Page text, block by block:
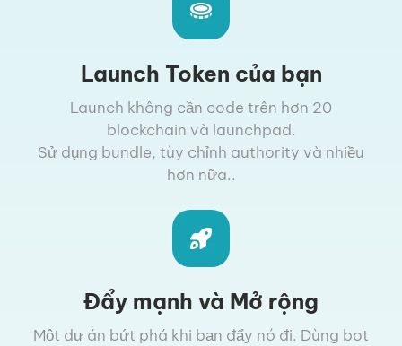
Launch Token của bạn
Launch không cần code trên hơn 20
blockchain và launchpad.
Sử dụng bundle, tùy chỉnh authority và nhiều
hơn nữa..
Đẩy mạnh và Mở rộng
Một dự án bứt phá khi bạn đẩy nó đi. Dùng bot